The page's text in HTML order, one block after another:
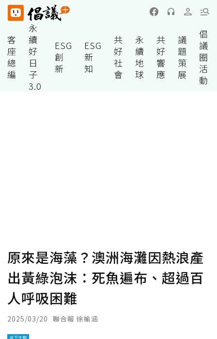
客
座
總
編
永
續
好
日
子
3.0
ESG
創
新
ESG
新
知
共
好
社
會
永
續
地
球
共
好
響
應
議
題
策
展
倡
議
圈
活
動
原來是海藻？澳洲海灘因熱浪產
出黃綠泡沫：死魚遍布、超過百
人呼吸困難
2025/03/20 聯合報 徐榆涵